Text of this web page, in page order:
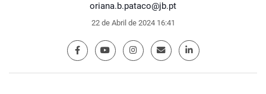
oriana.b.pataco@jb.pt
22 de Abril de 2024 16:41